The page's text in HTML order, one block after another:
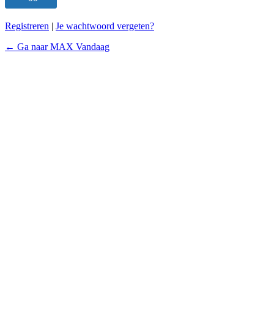
Registreren | Je wachtwoord vergeten?
← Ga naar MAX Vandaag